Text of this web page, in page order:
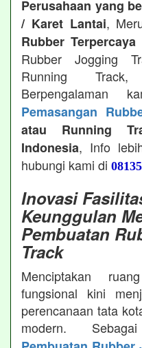
Perusahaan yang
/ Karet Lantai,
Rubber
Rubber Jogging
Running
Berpengalaman
Pemasangan
atau Running
Indonesia, Info
hubungi kami di
Inovasi
Keunggulan
Pembuatan
Track
Menciptakan
fungsional kini
perencanaan tata
modern.